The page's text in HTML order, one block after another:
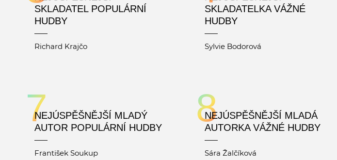
SKLADATEL POPULÁRNÍ
HUDBY
Richard Krajčo
SKLADATELKA VÁŽNÉ
HUDBY
Sylvie Bodorová
7
NEJÚSPĚŠNĚJŠÍ MLADÝ
AUTOR POPULÁRNÍ HUDBY
František Soukup
8
NEJÚSPĚŠNĚJŠÍ MLADÁ
AUTORKA VÁŽNÉ HUDBY
Sára Žalčíková